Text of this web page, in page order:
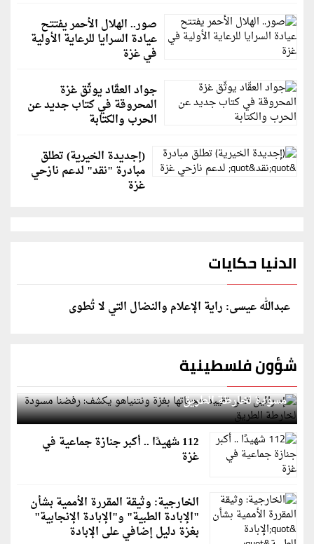
صور.. الهلال الأحمر يفتتح
عيادة السرايا للرعاية الأولية
في غزة
جواد العقّاد يوثّق غزة
المحروقة في كتاب جديد عن
الحرب والكتابة
(إجديدة الخيرية) تطلق
مبادرة "نقد" لدعم نازحي
غزة
الدنيا حكايات
عبدالله عيسى: راية الإعلام والنضال التي لا تُطوى
شؤون فلسطينية
إسرائيل تعلن تقييد هجماتها بغزة ونتنياهو يكشف: رفضنا
مسودة لخارطة الطريق
112 شهيدًا .. أكبر جنازة جماعية في
غزة
الخارجية: وثيقة المقررة الأممية بشأن
"الإبادة الطبية" و"الإبادة الإنجابية"
بغزة دليل إضافي على الإبادة